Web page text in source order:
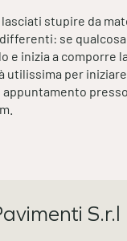
stupire da
se
e inizia a comporre
utilissima per
appuntamento
S.r.l